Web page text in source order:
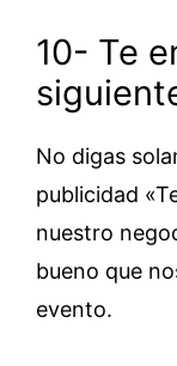
10- Te
No digas
publicidad
nuestro
bueno que
evento.